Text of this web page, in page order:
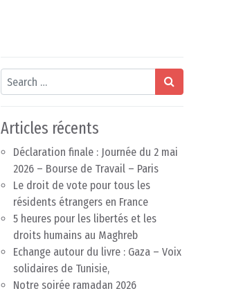
Search
Articles récents
Déclaration finale : Journée du 2 mai
2026 – Bourse de Travail – Paris
Le droit de vote pour tous les
résidents étrangers en France
5 heures pour les libertés et les
droits humains au Maghreb
Echange autour du livre : Gaza – Voix
solidaires de Tunisie,
Notre soirée ramadan 2026